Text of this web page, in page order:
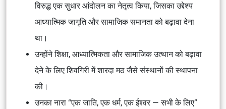
विरुद्ध एक सुधार आंदोलन का नेतृत्व किया, जिसका उद्देश्य
आध्यात्मिक जागृति और सामाजिक समानता को बढ़ावा देना
था।
उन्होंने शिक्षा, आध्यात्मिकता और सामाजिक उत्थान को बढ़ावा
देने के लिए शिवगिरी में शारदा मठ जैसे संस्थानों की स्थापना
की।
उनका नारा “एक जाति, एक धर्म, एक ईश्वर — सभी के लिए”